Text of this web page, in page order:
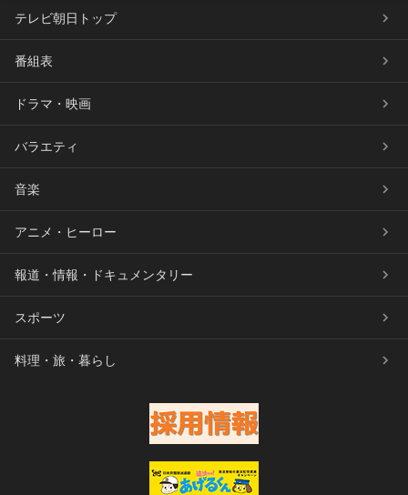
テレビ朝日トップ
番組表
ドラマ・映画
バラエティ
音楽
アニメ・ヒーロー
報道・情報・ドキュメンタリー
スポーツ
料理・旅・暮らし